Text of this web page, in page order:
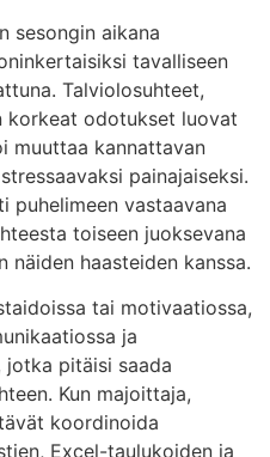
sesongin aikana
tavalliseen
Talviolosuhteet,
korkeat odotukset luovat
muuttaa kannattavan
painajaiseksi.
puhelimeen vastaavana
toiseen juoksevana
haasteiden kanssa.
tai motivaatiossa,
ja
jotka pitäisi saada
Kun majoittaja,
koordinoida
Excel-taulukoiden ja